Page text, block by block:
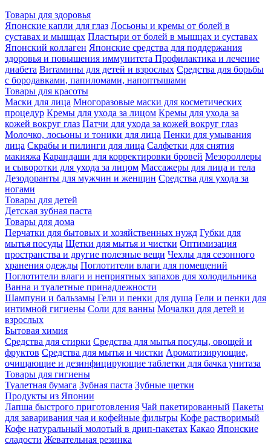
Товары для здоровья
Японские капли для глаз Лосьоны и кремы от болей в
суставах и мышцах Пластыри от болей в мышцах и суставах
Японский коллаген Японские средства для поддержания
здоровья и повышения иммунитета Профилактика и лечение
диабета Витамины для детей и взрослых Средства для борьбы
с бородавками, папиломами, напоптышами
Товары для красоты
Маски для лица Многоразовые маски для косметических
процедур Кремы для ухода за лицом Кремы для ухода за
кожей вокруг глаз Патчи для ухода за кожей вокруг глаз
Молочко, лосьоны и тоники для лица Пенки для умывания
лица Скрабы и пилинги для лица Салфетки для снятия
макияжа Карандаши для корректировки бровей Мезороллеры
и сыворотки для ухода за лицом Массажеры для лица и тела
Дезодоранты для мужчин и женщин Средства для ухода за
ногами
Товары для детей
Детская зубная паста
Товары для дома
Перчатки для бытовых и хозяйственных нужд Губки для
мытья посуды Щетки для мытья и чистки Оптимизация
пространства и другие полезные вещи Чехлы для сезонного
хранения одежды Поглотители влаги для помещений
Поглотители влаги и неприятных запахов для холодильника
Ванна и туалетные принадлежности
Шампуни и бальзамы Гели и пенки для душа Гели и пенки для
интимной гигиены Соли для ванны Мочалки для детей и
взрослых
Бытовая химия
Средства для стирки Средства для мытья посуды, овощей и
фруктов Средства для мытья и чистки Ароматизирующие,
очищающие и дезинфицирующие таблетки для бачка унитаза
Товары для гигиены
Туалетная бумага Зубная паста Зубные щетки
Продукты из Японии
Лапша быстрого приготовления Чай пакетированный Пакеты
для заваривания чая и кофейные фильтры Кофе растворимый
Кофе натуральный молотый в дрип-пакетах Какао Японские
сладости Жевательная резинка